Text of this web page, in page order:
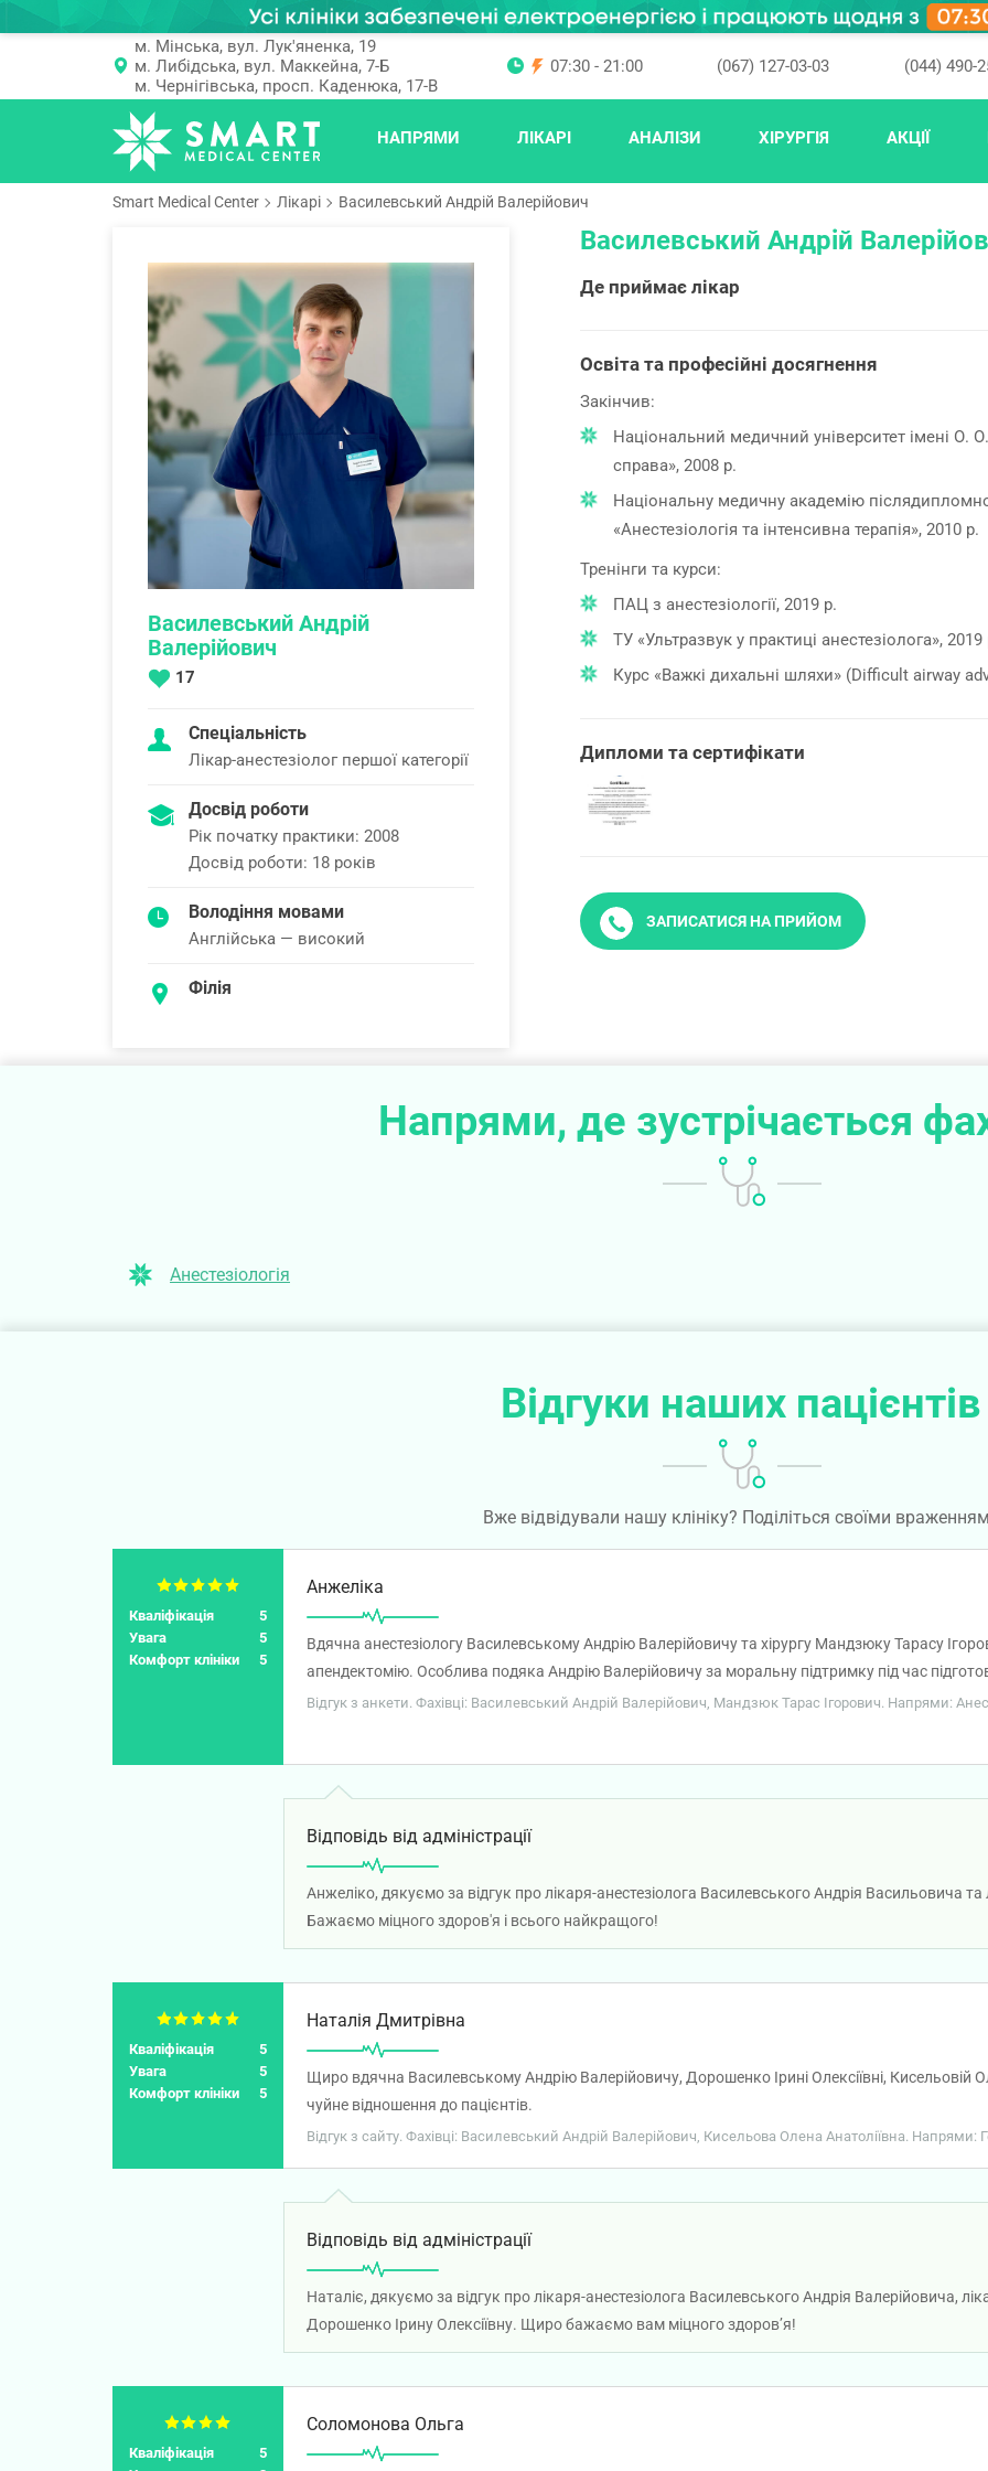
м. Мінська, вул. Лук'яненка, 19
м. Либідська, вул. Маккейна, 7-Б
м. Чернігівська, просп. Каденюка, 17-В
07:30 - 21:00 (067) 127-03-03 (044) 490-
НАПРЯМИ ЛІКАРІ АНАЛІЗИ ХІРУРГІЯ АКЦІЇ
Smart Medical Center Лікарі Василевський Андрій Валерійович
Василевський Андрій
Валерійович
17
Спеціальність
Лікар-анестезіолог першої категорії
Досвід роботи
Рік початку практики: 2008
Досвід роботи: 18 років
Володіння мовами
Англійська — високий
Філія
Василевський Андрій
Де приймає лікар
Освіта та професійні досягнення
Закінчив:
Національний медичний університет імені О.
справа», 2008 р.
Національну медичну академію
«Анестезіологія та інтенсивна терапія», 2010 р.
Тренінги та курси:
ПАЦ з анестезіології, 2019 р.
ТУ «Ультразвук у практиці анестезіолога», 2019
Курс «Важкі дихальні шляхи» (Difficult airway
Дипломи та сертифікати
ЗАПИСАТИСЯ НА ПРИЙОМ
Напрями, де зустрічається
Анестезіологія
Відгуки наших пацієнтів
Вже відвідували нашу клініку? Поділіться своїми
Кваліфікація
5
Увага
5
Комфорт клініки
5
Анжеліка
Вдячна анестезіологу Василевському Андрію Валерійовичу та хірургу Мандзюку Тарасу
апендектомію. Особлива подяка Андрію Валерійовичу за моральну підтримку під час
такий приємний підхід до пацієнтів.
Відгук з анкети. Фахівці: Василевський Андрій Валерійович, Мандзюк Тарас Ігорович. Напрями:
Відповідь від адміністрації
Анжеліко, дякуємо за відгук про лікаря-анестезіолога Василевського Андрія Васильовича
Бажаємо міцного здоров'я і всього найкращого!
Кваліфікація
5
Увага
5
Комфорт клініки
5
Наталія Дмитрівна
Щиро вдячна Василевському Андрію Валерійовичу, Дорошенко Ірині Олексіївні, Кисельовій
чуйне відношення до пацієнтів.
Відгук з сайту. Фахівці: Василевський Андрій Валерійович, Кисельова Олена Анатоліївна. Напрями:
Відповідь від адміністрації
Наталіє, дякуємо за відгук про лікаря-анестезіолога Василевського Андрія Валерійовича,
Дорошенко Ірину Олексіївну. Щиро бажаємо вам міцного здоров’я!
Кваліфікація
5
Соломонова Ольга